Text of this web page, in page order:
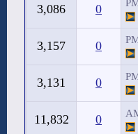
0
3,086
0
3,157
0
3,131
0
11,832